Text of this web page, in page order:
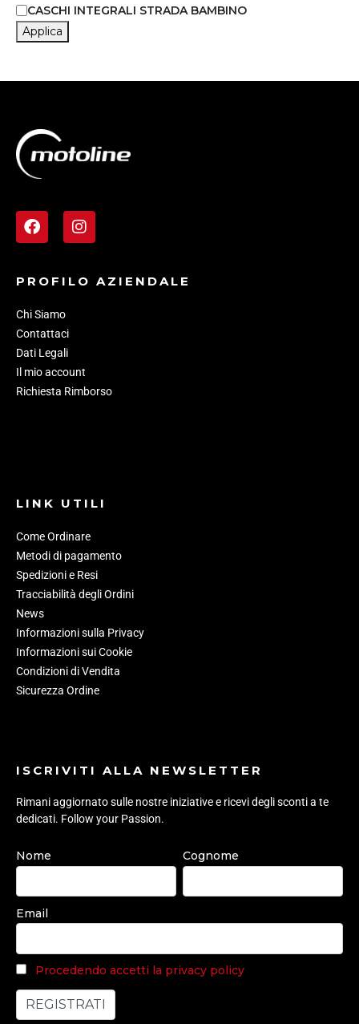
CASCHI INTEGRALI STRADA BAMBINO
Applica
PROFILO AZIENDALE
Chi Siamo
Contattaci
Dati Legali
Il mio account
Richiesta Rimborso
LINK UTILI
Come Ordinare
Metodi di pagamento
Spedizioni e Resi
Tracciabilità degli Ordini
News
Informazioni sulla Privacy
Informazioni sui Cookie
Condizioni di Vendita
Sicurezza Ordine
ISCRIVITI ALLA NEWSLETTER
Rimani aggiornato sulle nostre iniziative e ricevi degli sconti a te
dedicati. Follow your Passion.
Nome Cognome
Email
Procedendo accetti la privacy policy